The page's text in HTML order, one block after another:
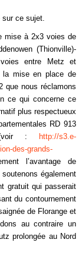
sur ce sujet.
mise à 2x3 voies de
(Thionville)-
entre Metz et
la mise en place de
que nous réclamons
ce qui concerne ce
plus respectueux
RD 913
(voir :
http://s3.e-
des-grands-
l’avantage de
également
gratuit qui passerait
du contournement
de Florange et
au contraire un
prolongée au Nord